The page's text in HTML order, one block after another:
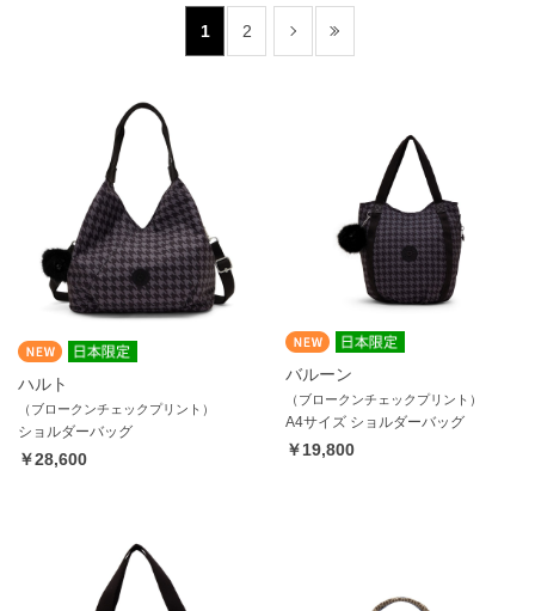
1 2
ハルト
（ブロークンチェックプリント）
ショルダーバッグ
￥28,600
バルーン
（ブロークンチェックプリント）
A4サイズ ショルダーバッグ
￥19,800